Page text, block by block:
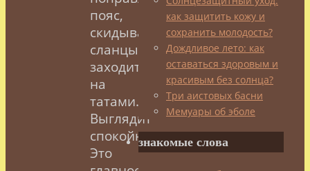
пояс,
скидывает
сланцы,
заходит
на
татами.
Выглядит
спокойно.
Это
как защитить кожу и
сохранить молодость?
Дождливое лето: как
оставаться здоровым и
красивым без солнца?
Три аистовых басни
Мемуары об эболе
знакомые слова